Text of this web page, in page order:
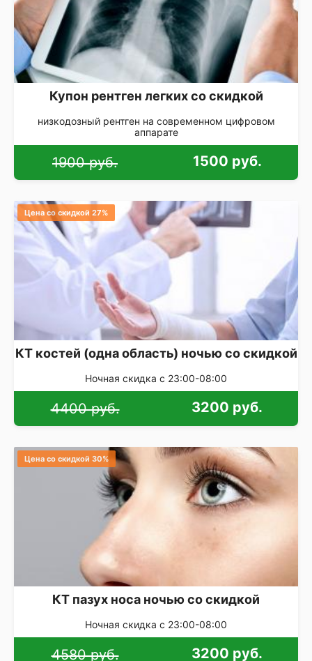
Купон рентген легких со скидкой
низкодозный рентген на современном цифровом
аппарате
1900 руб. 1500 руб.
Цена со скидкой 27%
КТ костей (одна область) ночью со скидкой
Ночная скидка с 23:00-08:00
4400 руб. 3200 руб.
Цена со скидкой 30%
КТ пазух носа ночью со скидкой
Ночная скидка с 23:00-08:00
4580 руб. 3200 руб.